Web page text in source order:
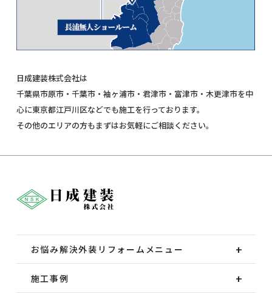
日成建装株式会社は
千葉県市原市・千葉市・袖ヶ浦市・君津市・富津市・木更津市を中
心に東京都江戸川区などでも施工を行っております。
その他のエリアの方もまずはお気軽にご相談ください。
お悩み解決外装 リフォームメニュー
施工事例